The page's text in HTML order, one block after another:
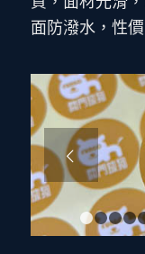
面防潑水，性